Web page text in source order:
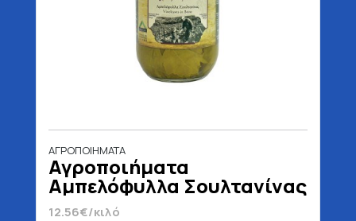
ΑΓΡΟΠΟΙΗΜΑΤΑ
Αγροποιήματα
Αμπελόφυλλα Σουλτανίνας
500 gr
12.56€/κιλό